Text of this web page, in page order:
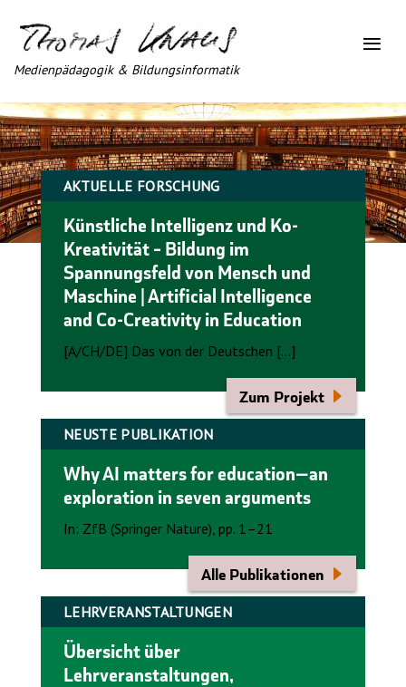
Medienpädagogik & Bildungsinformatik
AKTUELLE FORSCHUNG
Künstliche Intelligenz und Ko-
Kreativität – Bildung im
Spannungsfeld von Mensch und
Maschine | Artificial Intelligence
and Co-Creativity in Education
[A/CH/DE] Das von der Deutschen […]
Zum Projekt
NEUSTE PUBLIKATION
Why AI matters for education—an
exploration in seven arguments
In: ZfB (Springer Nature), pp. 1–21
Alle Publikationen
LEHRVERANSTALTUNGEN
Übersicht über
Lehrveranstaltungen,